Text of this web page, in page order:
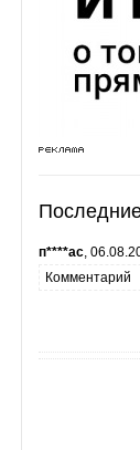
п****ас,
Комментарий